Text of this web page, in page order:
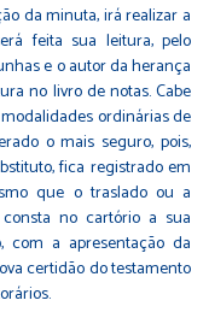
da minuta, irá realizar a
feita sua leitura, pelo
e o autor da herança
no livro de notas. Cabe
ordinárias de
o mais seguro, pois,
fica registrado em
que o traslado ou a
no cartório a sua
com a apresentação da
certidão do testamento